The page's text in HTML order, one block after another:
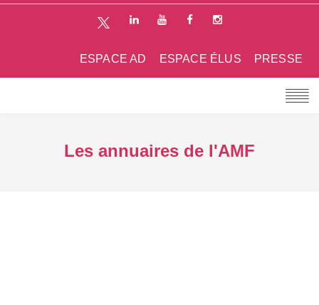
PRESSE
ESPACE ÉLUS
ESPACE AD
Les annuaires de l'AMF